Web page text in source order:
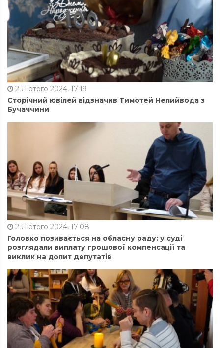
2 Лютого 2024, 17:19
Сторічний ювілей відзначив Тимотей Непийвода з
Бучаччини
2 Лютого 2024, 17:08
Головко позивається на обласну раду: у суді
розглядали виплату грошової компенсації та
виклик на допит депутатів